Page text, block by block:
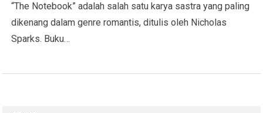
“The Notebook” adalah salah satu karya sastra yang paling
dikenang dalam genre romantis, ditulis oleh Nicholas
Sparks. Buku…